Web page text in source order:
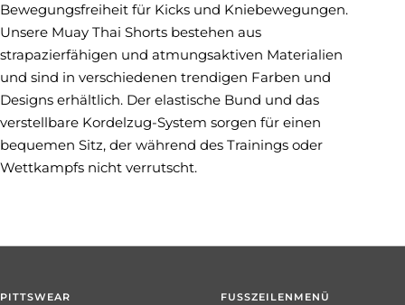
Bewegungsfreiheit für Kicks und Kniebewegungen.
Unsere Muay Thai Shorts bestehen aus
strapazierfähigen und atmungsaktiven Materialien
und sind in verschiedenen trendigen Farben und
Designs erhältlich. Der elastische Bund und das
verstellbare Kordelzug-System sorgen für einen
bequemen Sitz, der während des Trainings oder
Wettkampfs nicht verrutscht.
PITTSWEAR FUSSZEILENMENÜ